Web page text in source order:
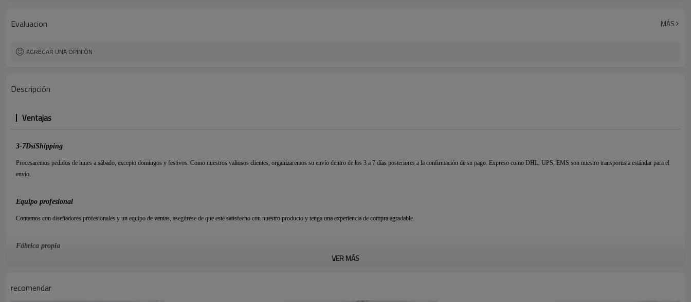
Evaluacion MÁS
AGREGAR UNA OPINIÓN
Descripción
Ventajas
3-7DsíShipping
Procesaremos pedidos de lunes a sábado, excepto domingos y festivos. Como nuestros valiosos clientes, organizaremos su envío dentro de los 3 a 7 días posteriores a la confirmación de su pago. Expreso como DHL, UPS, EMS son nuestro transportista estándar para el
envío.
Equipo profesional
Contamos con diseñadores profesionales y un equipo de ventas, asegúrese de que esté satisfecho con nuestro producto y tenga una experiencia de compra agradable.
Fábrica propia
años. Tenemos nuestra propia fábrica, el precio bajo y la alta calidad son en lo que siempre hemos insistido. Hoy en día, tenemos clientes
VER MÁS
recomendar